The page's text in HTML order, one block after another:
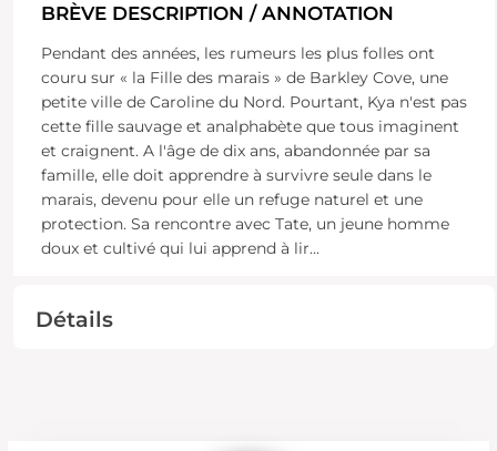
BRÈVE DESCRIPTION / ANNOTATION
Pendant des années, les rumeurs les plus folles ont
couru sur « la Fille des marais » de Barkley Cove, une
petite ville de Caroline du Nord. Pourtant, Kya n'est pas
cette fille sauvage et analphabète que tous imaginent
et craignent. A l'âge de dix ans, abandonnée par sa
famille, elle doit apprendre à survivre seule dans le
marais, devenu pour elle un refuge naturel et une
protection. Sa rencontre avec Tate, un jeune homme
doux et cultivé qui lui apprend à lir...
Détails